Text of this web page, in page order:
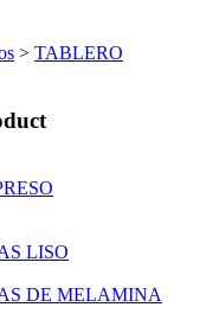
> TABLERO
LISO
DE MELAMINA